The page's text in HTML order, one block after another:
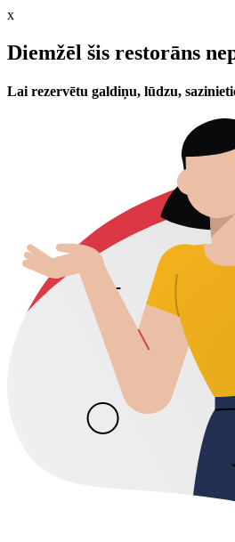
x
Diemžēl šis restorāns
Lai rezervētu galdiņu, lūdzu,